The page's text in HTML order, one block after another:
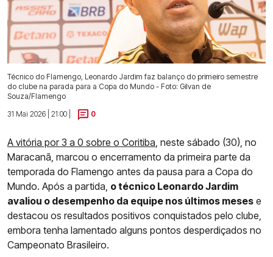
Técnico do Flamengo, Leonardo Jardim faz balanço do primeiro semestre
do clube na parada para a Copa do Mundo - Foto: Gilvan de
Souza/Flamengo
31 Mai 2026 | 21:00 |
0
A vitória por 3 a 0 sobre o Coritiba , neste sábado (30), no
Maracanã, marcou o encerramento da primeira parte da
temporada do Flamengo antes da pausa para a Copa do
Mundo. Após a partida, o técnico Leonardo Jardim
avaliou o desempenho da equipe nos últimos meses e
destacou os resultados positivos conquistados pelo clube,
embora tenha lamentado alguns pontos desperdiçados no
Campeonato Brasileiro.